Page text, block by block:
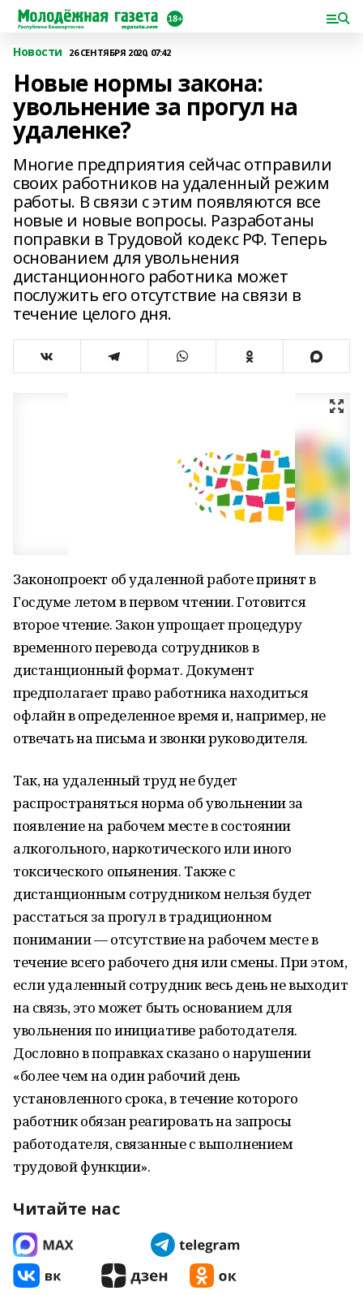
Новости 26 СЕНТЯБРЯ 2020, 07:42
Новые нормы закона:
увольнение за прогул на
удаленке?
Многие предприятия сейчас отправили
своих работников на удаленный режим
работы. В связи с этим появляются все
новые и новые вопросы. Разработаны
поправки в Трудовой кодекс РФ. Теперь
основанием для увольнения
дистанционного работника может
послужить его отсутствие на связи в
течение целого дня.
Законопроект об удаленной работе принят в
Госдуме летом в первом чтении. Готовится
второе чтение. Закон упрощает процедуру
временного перевода сотрудников в
дистанционный формат. Документ
предполагает право работника находиться
офлайн в определенное время и, например, не
отвечать на письма и звонки руководителя.
Так, на удаленный труд не будет
распространяться норма об увольнении за
появление на рабочем месте в состоянии
алкогольного, наркотического или иного
токсического опьянения. Также с
дистанционным сотрудником нельзя будет
расстаться за прогул в традиционном
понимании — отсутствие на рабочем месте в
течение всего рабочего дня или смены. При этом,
если удаленный сотрудник весь день не выходит
на связь, это может быть основанием для
увольнения по инициативе работодателя.
Дословно в поправках сказано о нарушении
«более чем на один рабочий день
установленного срока, в течение которого
работник обязан реагировать на запросы
работодателя, связанные с выполнением
трудовой функции».
Читайте нас